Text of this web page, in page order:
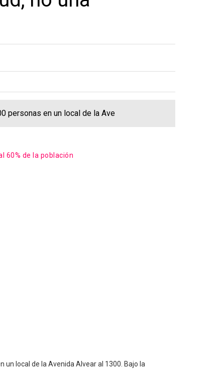
personas en un local de la Ave
60% de la población
un local de la Avenida Alvear al 1300. Bajo la